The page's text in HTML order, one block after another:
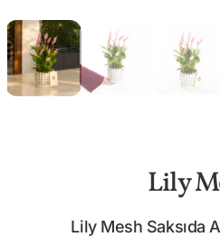
Lily
Lily Mesh Saksıda